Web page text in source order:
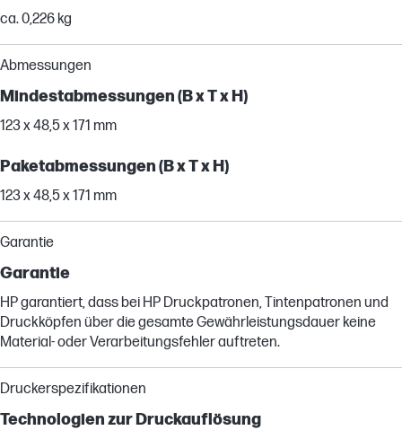
ca. 0,226 kg
Abmessungen
Mindestabmessungen (B x T x H)
123 x 48,5 x 171 mm
Paketabmessungen (B x T x H)
123 x 48,5 x 171 mm
Garantie
Garantie
HP garantiert, dass bei HP Druckpatronen, Tintenpatronen und
Druckköpfen über die gesamte Gewährleistungsdauer keine
Material- oder Verarbeitungsfehler auftreten.
Druckerspezifikationen
Technologien zur Druckauflösung